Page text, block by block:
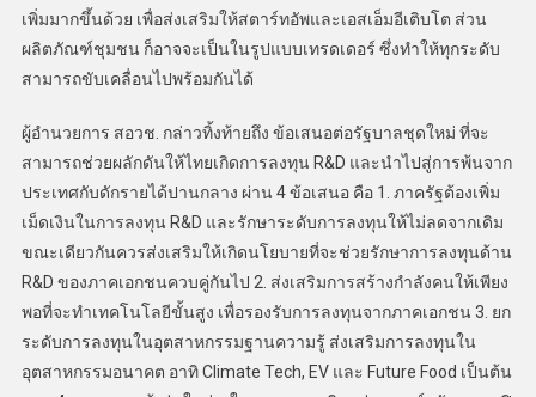
เพิ่มมากขึ้นด้วย เพื่อส่งเสริมให้สตาร์ทอัพและเอสเอ็มอีเติบโต ส่วน
ผลิตภัณฑ์ชุมชน ก็อาจจะเป็นในรูปแบบเทรดเดอร์ ซึ่งทำให้ทุกระดับ
สามารถขับเคลื่อนไปพร้อมกันได้
ผู้อำนวยการ สอวช. กล่าวทิ้งท้ายถึง ข้อเสนอต่อรัฐบาลชุดใหม่ ที่จะ
สามารถช่วยผลักดันให้ไทยเกิดการลงทุน R&D และนำไปสู่การพ้นจาก
ประเทศกับดักรายได้ปานกลาง ผ่าน 4 ข้อเสนอ คือ 1. ภาครัฐต้องเพิ่ม
เม็ดเงินในการลงทุน R&D และรักษาระดับการลงทุนให้ไม่ลดจากเดิม
ขณะเดียวกันควรส่งเสริมให้เกิดนโยบายที่จะช่วยรักษาการลงทุนด้าน
R&D ของภาคเอกชนควบคู่กันไป 2. ส่งเสริมการสร้างกำลังคนให้เพียง
พอที่จะทำเทคโนโลยีขั้นสูง เพื่อรองรับการลงทุนจากภาคเอกชน 3. ยก
ระดับการลงทุนในอุตสาหกรรมฐานความรู้ ส่งเสริมการลงทุนใน
อุตสาหกรรมอนาคต อาทิ Climate Tech, EV และ Future Food เป็นต้น